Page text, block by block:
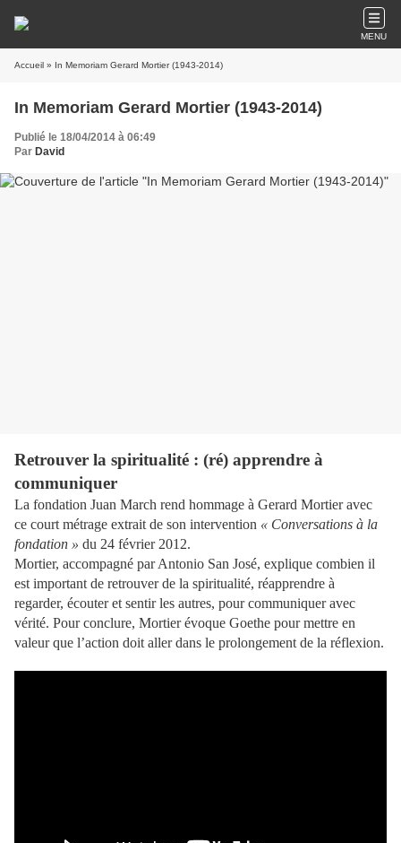
MENU
Accueil » In Memoriam Gerard Mortier (1943-2014)
In Memoriam Gerard Mortier (1943-2014)
Publié le 18/04/2014 à 06:49
Par David
Retrouver la spiritualité : (ré) apprendre à
communiquer
La fondation Juan March rend hommage à Gerard Mortier avec
ce court métrage extrait de son intervention « Conversations à la
fondation » du 24 février 2012.
Mortier, accompagné par Antonio San José, explique combien il
est important de retrouver de la spiritualité, réapprendre à
regarder, écouter et sentir les autres, pour communiquer avec
vérité. Pour conclure, Mortier évoque Goethe pour mettre en
valeur que l’action doit aller dans le prolongement de la réflexion.